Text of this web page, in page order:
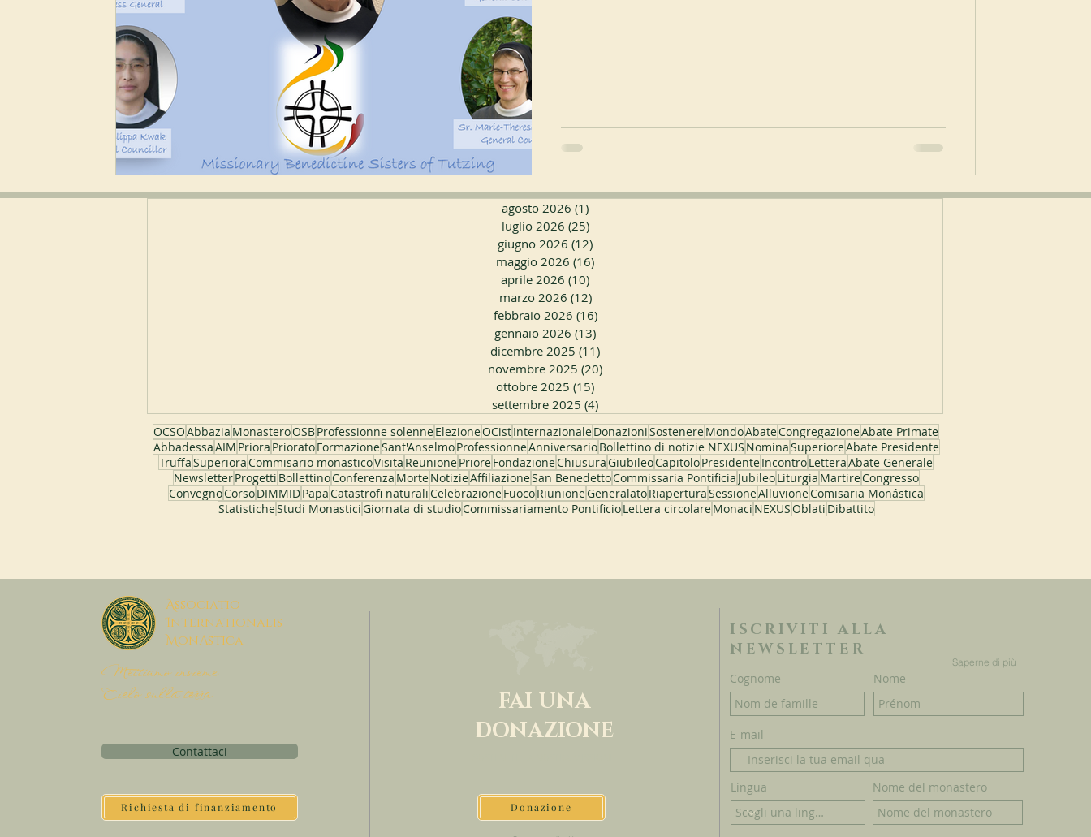
agosto 2026 (1)
luglio 2026 (25)25 post
giugno 2026 (12)
maggio 2026 (16)
aprile 2026 (10)
marzo 2026 (12)12 post
febbraio 2026 (16)16 post
gennaio 2026 (13)
dicembre 2025 (11)
novembre 2025 (20)
ottobre 2025 (15)
settembre 2025 (4)
OCSOAbbazia MonasteroOSBProfessionne solenneElezioneOCistInternazionaleDonazioniSostenereMondoAbateCongregazioneAbate Primate
AbbadessaAIM Priora PrioratoFormazioneSant'AnselmoProfessionneAnniversarioBollettino di notizie NEXUS NominaSuperioreAbate Presidente
TruffaSuperioraCommisario monasticoVisita ReunionePrioreFondazioneChiusuraGiubileoCapitoloPresidenteIncontroLetteraAbate Generale
NewsletterProgetti BollettinoConferenza MorteNotizieAffiliazioneSan BenedettoCommissaria Pontificia JubileoLiturgia MartireCongresso
ConvegnoCorsoDIMMIDPapaCatastrofi naturaliCelebrazioneFuocoRiunioneGeneralatoRiaperturaSessioneAlluvioneComisaria Monástica
StatisticheStudi MonasticiGiornata di studioCommissariamento PontificioLettera circolareMonaci NEXUSOblati Dibattito
Associatio
Internationalis
MonAstica
Mettiamo insieme
Cielo sulla terra
Contattaci
Richiesta di finanziamento
FAI UNA
DONAZIONE
Donazione
ISCRIVITI ALLA
NEWSLETTER
Saperne di più
Cognome Nome
E-mail
Lingua Nome del monastero